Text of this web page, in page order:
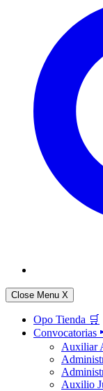
Close Menu X
Opo Tienda 🛒
Convocatorias
Auxiliar
Auxilio